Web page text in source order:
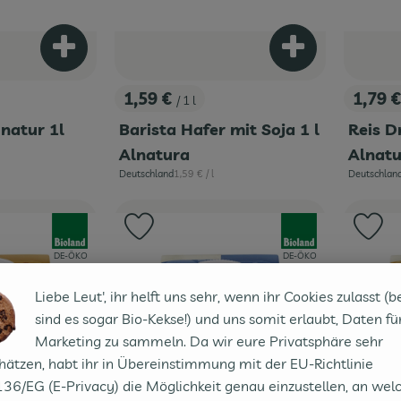
1l
Produkt zum Warenkorb hinzufügen
, Preis:
1,59 € / 1 l
Barista Hafer mit Soja 1 l
Alnatura
, Herkunft:
Deutschland, Referenzpreis:
1,59 € / l
Produkt zum
, Preis:
1,79 €
Reis
, Herkunft:
Deutschland
, Kontrollstelle:
DE-ÖKO
hinzufügen
, Kontrollstelle:
DE-ÖKO
Produkt zu Favouriten hinzufügen
Liebe Leut', ihr helft uns sehr, wenn ihr Cookies zulasst
sind es sogar Bio-Kekse!) und uns somit erlaubt, Daten
Marketing zu sammeln. Da wir eure Privatsphäre sehr
habt ihr in Übereinstimmung mit der EU-Richtlinie
EG (E-Privacy) die Möglichkeit genau einzustellen, an